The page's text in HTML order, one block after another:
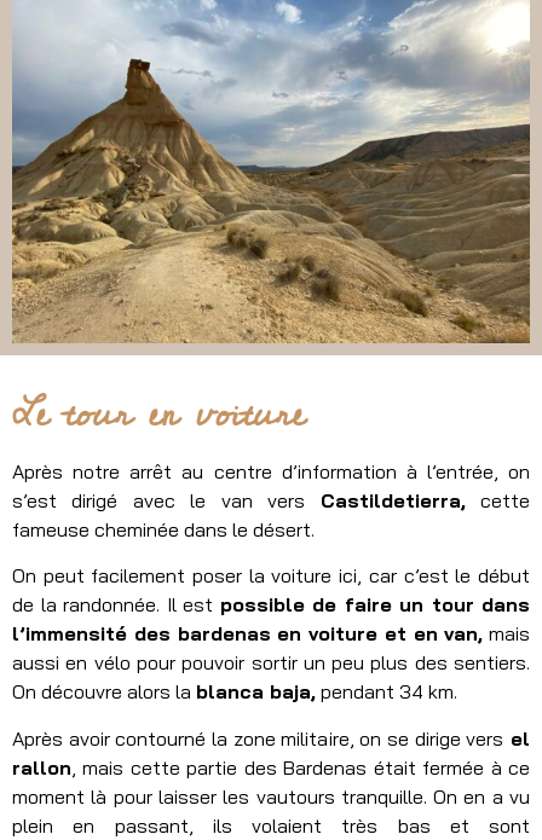
Le tour en voiture
Après notre arrêt au centre d’information à l’entrée, on
s’est dirigé avec le van vers Castildetierra,cette
fameuse cheminée dans le désert.
On peut facilement poser la voiture ici, car c’est le début
de la randonnée. Il est possible de faire un tour dans
l’immensité des bardenas en voiture et en van, mais
aussi en vélo pour pouvoir sortir un peu plus des sentiers.
On découvre alors la blanca baja, pendant 34 km.
Après avoir contourné la zone militaire, on se dirige vers el
rallon , mais cette partie des Bardenas était fermée à ce
moment là pour laisser les vautours tranquille. On en a vu
plein en passant, ils volaient très bas et sont